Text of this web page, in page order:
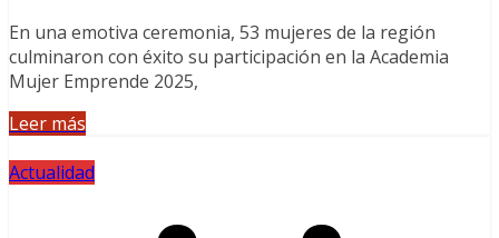
En una emotiva ceremonia, 53 mujeres de la región
culminaron con éxito su participación en la Academia
Mujer Emprende 2025,
Leer más
Actualidad